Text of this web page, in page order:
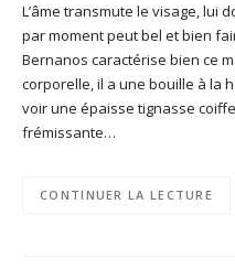
L’âme transmute le visage, lui
par moment peut bel et bien
Bernanos caractérise bien ce
corporelle, il a une bouille à la
voir une épaisse tignasse
frémissante…
CONTINUER LA LECTURE